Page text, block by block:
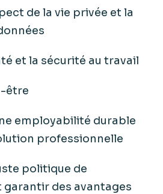
de la vie privée et la
et la sécurité au travail
être
employabilité durable
professionnelle
politique de
des avantages